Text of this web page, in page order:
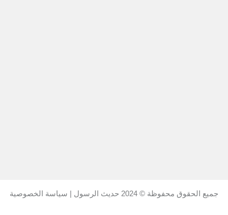
جميع الحقوق محفوظة © 2024 حديث الرسول | سياسة الخصوصية